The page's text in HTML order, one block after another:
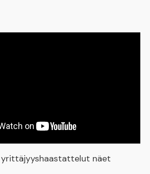
yrittäjyyshaastattelut näet